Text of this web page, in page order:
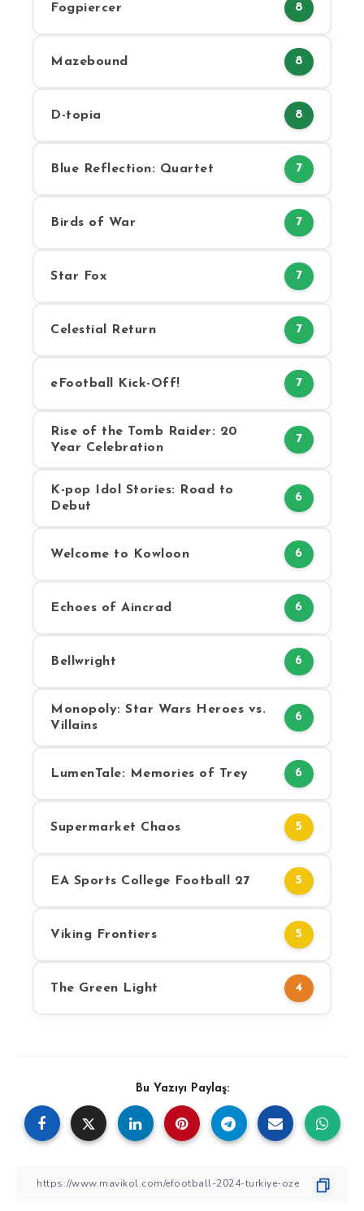
Fogpiercer 8
Mazebound 8
D-topia 8
Blue Reflection: Quartet 7
Birds of War 7
Star Fox 7
Celestial Return 7
eFootball Kick-Off! 7
Rise of the Tomb Raider: 20
Year Celebration
7
K-pop Idol Stories: Road to
Debut
6
Welcome to Kowloon 6
Echoes of Aincrad 6
Bellwright 6
Monopoly: Star Wars Heroes vs.
Villains
6
LumenTale: Memories of Trey 6
Supermarket Chaos 5
EA Sports College Football 27 5
Viking Frontiers 5
The Green Light 4
Bu Yazıyı Paylaş: